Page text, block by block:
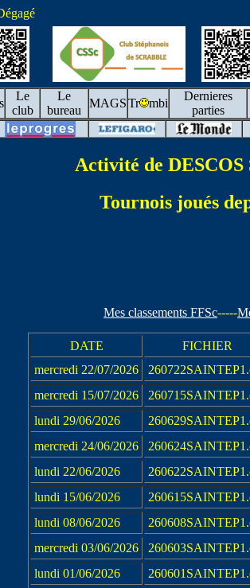
Le
club
Le
bureau
MAGSTr mbi
Dernieres
parties
Activité de DESCOS
Tournois joués
Mes classements FFSc-----
DATE
FICHIER
mercredi 22/07/2026
mercredi 15/07/2026
lundi 29/06/2026
mercredi 24/06/2026
lundi 22/06/2026
lundi 15/06/2026
lundi 08/06/2026
mercredi 03/06/2026
lundi 01/06/2026